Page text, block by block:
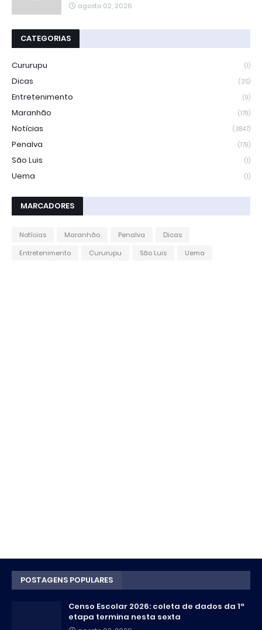
agosto 02, 2026
CATEGORIAS
Cururupu (1)
Dicas (35)
Entretenimento (9)
Maranhão (179)
Notícias (3847)
Penalva (179)
São Luis (1)
Uema (1)
MARCADORES
Notícias Maranhão Penalva
Dicas
Entretenimento
Cururupu São Luis Uema
POSTAGENS POPULARES
Censo Escolar 2026: coleta de dados da 1ª
etapa termina nesta sexta